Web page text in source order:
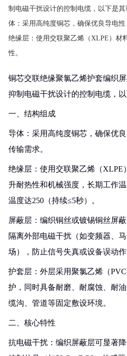
制电磁干扰设计的控制电缆，以下是
体：采用高纯度铜芯，确保优良导电性
绝缘层：使用交联聚乙烯（XLPE）材
性。
铜芯交联绝缘聚氯乙烯护套编织
抑制电磁干扰设计的控制电缆，以
一、结构组成
导体：采用高纯度铜芯，确保优
传输需求。
绝缘层：使用交联聚乙烯（XLPE
升耐热性和机械强度，长期工作
温度达250（持续≤5秒）。
屏蔽层：编织铜丝或镀锡铜丝屏
隔离外部电磁干扰（如变频器、
场），防止信号失真或设备误动作
护套层：外层采用聚氯乙烯（
护，同时具备耐磨、耐腐蚀、耐
缆沟、管道等固定敷设环境。
二、核心特性
抗电磁干扰：编织屏蔽层可显著